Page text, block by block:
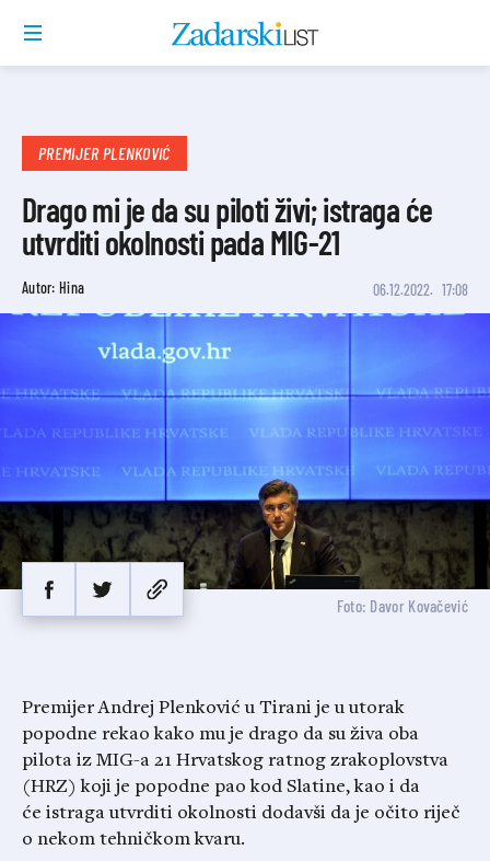
PREMIJER PLENKOVIĆ
Drago mi je da su piloti živi; istraga će
utvrditi okolnosti pada MIG-21
Autor: Hina 06.12.2022. 17:08
Foto: Davor Kovačević
Premijer Andrej Plenković u Tirani je u utorak
popodne rekao kako mu je drago da su živa oba
pilota iz MIG-a 21 Hrvatskog ratnog zrakoplovstva
(HRZ) koji je popodne pao kod Slatine, kao i da
će istraga utvrditi okolnosti dodavši da je očito riječ
o nekom tehničkom kvaru.